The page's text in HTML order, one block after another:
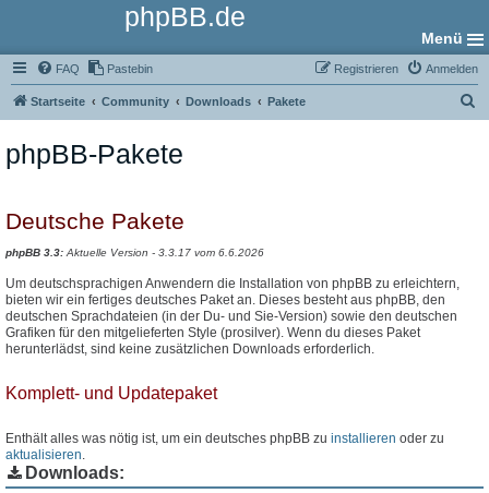
phpBB.de
Menü
FAQ Pastebin Anmelden
Registrieren
Startseite Community Downloads Pakete
phpBB-Pakete
Deutsche Pakete
phpBB 3.3: Aktuelle Version - 3.3.17 vom 6.6.2026
Um deutschsprachigen Anwendern die Installation von phpBB zu erleichtern,
bieten wir ein fertiges deutsches Paket an. Dieses besteht aus phpBB, den
deutschen Sprachdateien (in der Du- und Sie-Version) sowie den deutschen
Grafiken für den mitgelieferten Style (prosilver). Wenn du dieses Paket
herunterlädst, sind keine zusätzlichen Downloads erforderlich.
Komplett- und Updatepaket
Enthält alles was nötig ist, um ein deutsches phpBB zu installieren oder zu
aktualisieren.
Downloads: